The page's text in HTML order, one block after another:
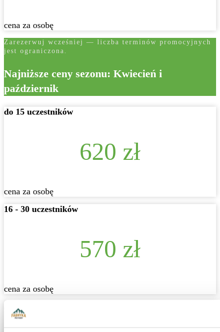
cena za osobę
Zarezerwuj wcześniej — liczba terminów promocyjnych
jest ograniczona.
Najniższe ceny sezonu: Kwiecień i
październik
do 15 uczestników
620 zł
cena za osobę
16 - 30 uczestników
570 zł
cena za osobę
31 - 45 uczestników